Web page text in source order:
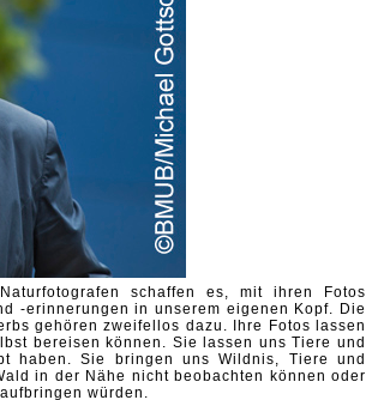
schaffen es, mit ihren Fotos
-erinnerungen in unserem eigenen Kopf. Die
gehören zweifellos dazu. Ihre Fotos lassen
bereisen können. Sie lassen uns Tiere und
haben. Sie bringen uns Wildnis, Tiere und
in der Nähe nicht beobachten können oder
würden.